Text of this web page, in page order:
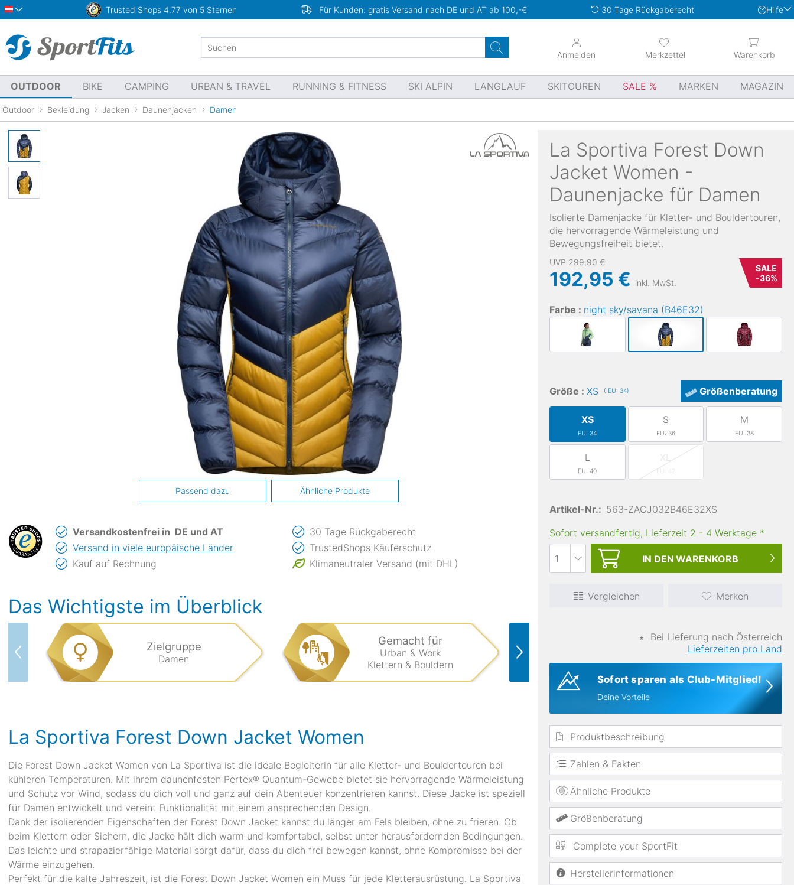
Österreich Trusted Shops 4.77 von 5 Sternen Für Kunden: gratis Versand nach DE und AT ab 100,-€ 30 Tage Rückgaberecht Hilfe
Merkzettel
Anmelden Warenkorb
OUTDOOR BIKE CAMPING URBAN & TRAVEL RUNNING & FITNESS SKI ALPIN LANGLAUF SKITOUREN SALE MARKEN MAGAZIN
Outdoor Bekleidung Jacken Daunenjacken Damen
La Sportiva Forest Down
Jacket Women -
Daunenjacke für Damen
Isolierte Damenjacke für Kletter- und Bouldertouren,
die hervorragende Wärmeleistung und
Bewegungsfreiheit bietet.
UVP 299,90 €
192,95 € inkl. MwSt.
SALE
-36%
Farbe : night sky/savana (B46E32)
Größe : XS ( EU: 34) Größenberatung
XS
EU: 34
S
EU: 36
M
EU: 38
L
EU: 40
XL
EU: 42
Artikel-Nr.: 563-ZACJ032B46E32XS
Sofort versandfertig, Lieferzeit 2 - 4 Werktage *
IN DEN WARENKORB
Vergleichen Merken
∗
Bei Lieferung nach Österreich
Lieferzeiten pro Land
Sofort sparen als Club-Mitglied!
Deine Vorteile
Produktbeschreibung
Zahlen & Fakten
Ähnliche Produkte
Größenberatung
Complete your SportFit
Herstellerinformationen
Passend dazu Ähnliche Produkte
Versandkostenfrei in DE und AT
Versand in viele europäische Länder
Kauf auf Rechnung
30 Tage Rückgaberecht
TrustedShops Käuferschutz
Klimaneutraler Versand (mit DHL)
Das Wichtigste im Überblick
Zielgruppe
Damen
Gemacht für
Urban & Work
Klettern & Bouldern
La Sportiva Forest Down Jacket Women
Die Forest Down Jacket Women von La Sportiva ist die ideale Begleiterin für alle Kletter- und Bouldertouren bei
kühleren Temperaturen. Mit ihrem daunenfesten Pertex® Quantum-Gewebe bietet sie hervorragende Wärmeleistung
und Schutz vor Wind, sodass du dich voll und ganz auf dein Abenteuer konzentrieren kannst. Diese Jacke ist speziell
für Damen entwickelt und vereint Funktionalität mit einem ansprechenden Design.
Dank der isolierenden Eigenschaften der Forest Down Jacket kannst du länger am Fels bleiben, ohne zu frieren. Ob
beim Klettern oder Sichern, die Jacke hält dich warm und komfortabel, selbst unter herausfordernden Bedingungen.
Das leichte und strapazierfähige Material sorgt dafür, dass du dich frei bewegen kannst, ohne Kompromisse bei der
Wärme einzugehen.
Perfekt für die kalte Jahreszeit, ist die Forest Down Jacket Women ein Muss für jede Kletterausrüstung. La Sportiva